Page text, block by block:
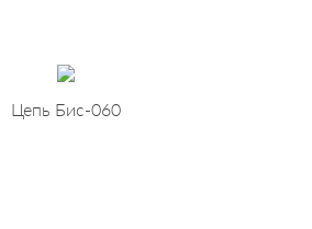
Цепь Бис-060